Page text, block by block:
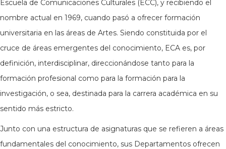
Escuela de Comunicaciones Culturales (ECC), y recibiendo el
nombre actual en 1969, cuando pasó a ofrecer formación
universitaria en las áreas de Artes. Siendo constituida por el
cruce de áreas emergentes del conocimiento, ECA es, por
definición, interdisciplinar, direccionándose tanto para la
formación profesional como para la formación para la
investigación, o sea, destinada para la carrera académica en su
sentido más estricto.
Junto con una estructura de asignaturas que se refieren a áreas
fundamentales del conocimiento, sus Departamentos ofrecen